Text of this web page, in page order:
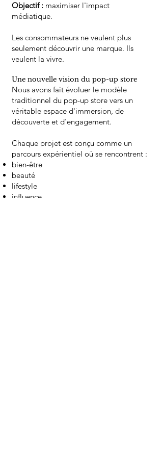
Objectif : maximiser l'impact
médiatique.
Les consommateurs ne veulent plus
seulement découvrir une marque. Ils
veulent la vivre.
Une nouvelle vision du pop-up store
Nous avons fait évoluer le modèle
traditionnel du pop-up store vers un
véritable espace d'immersion, de
découverte et d'engagement.
Chaque projet est conçu comme un
parcours expérientiel où se rencontrent :
bien-être
beauté
lifestyle
influence